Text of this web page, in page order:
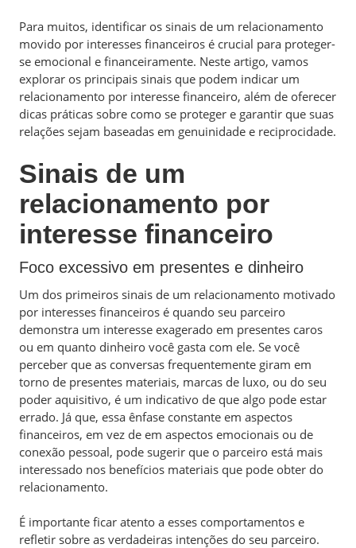
Para muitos, identificar os sinais de um relacionamento
movido por interesses financeiros é crucial para proteger-
se emocional e financeiramente. Neste artigo, vamos
explorar os principais sinais que podem indicar um
relacionamento por interesse financeiro, além de oferecer
dicas práticas sobre como se proteger e garantir que suas
relações sejam baseadas em genuinidade e reciprocidade.
Sinais de um
relacionamento por
interesse financeiro
Foco excessivo em presentes e dinheiro
Um dos primeiros sinais de um relacionamento motivado
por interesses financeiros é quando seu parceiro
demonstra um interesse exagerado em presentes caros
ou em quanto dinheiro você gasta com ele. Se você
perceber que as conversas frequentemente giram em
torno de presentes materiais, marcas de luxo, ou do seu
poder aquisitivo, é um indicativo de que algo pode estar
errado. Já que, essa ênfase constante em aspectos
financeiros, em vez de em aspectos emocionais ou de
conexão pessoal, pode sugerir que o parceiro está mais
interessado nos benefícios materiais que pode obter do
relacionamento.
É importante ficar atento a esses comportamentos e
refletir sobre as verdadeiras intenções do seu parceiro.